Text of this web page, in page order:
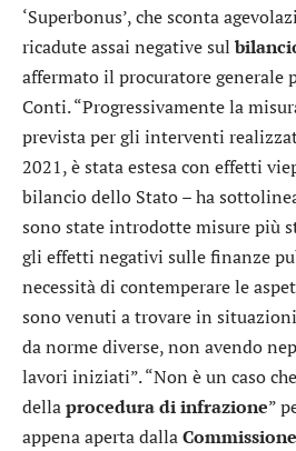
‘Superbonus’, che sconta
ricadute assai negative sul
affermato il procuratore generale
Conti. “Progressivamente la
prevista per gli interventi
2021, è stata estesa con effetti
bilancio dello Stato – ha
sono state introdotte misure più
gli effetti negativi sulle finanze
necessità di contemperare le
sono venuti a trovare in
da norme diverse, non avendo
lavori iniziati”. “Non è un caso
dellaprocedura di infrazione”
appena aperta dalla